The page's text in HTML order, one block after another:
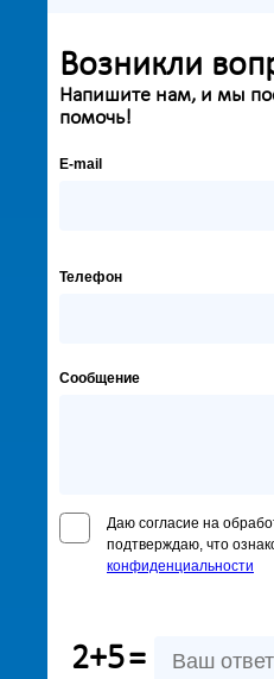
Возникли
Напишите нам, и мы
помочь!
E-mail
Телефон
Сообщение
Даю согласие на
подтверждаю, что
конфиденциальности
2+5=